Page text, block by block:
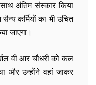
अंतिम संस्कार किया
कर्मियों का भी उचित
जाएगा।
वी आर चौधरी को कल
और उन्होंने वहां जाकर